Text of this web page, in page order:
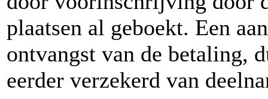
plaatsen al geboekt. Een
ontvangst van de betaling,
eerder verzekerd van